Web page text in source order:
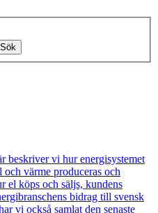
Sök
beskriver vi hur energisystemet
och värme produceras och
el köps och säljs, kundens
bidrag till svensk
vi också samlat den senaste